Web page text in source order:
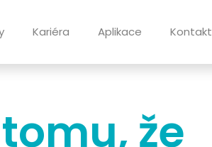
Kariéra Aplikace Kontakt
že